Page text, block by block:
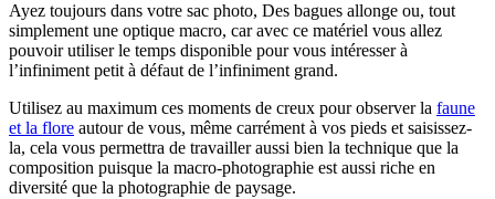
Ayez toujours dans votre sac photo, Des bagues allonge ou, tout
simplement une optique macro, car avec ce matériel vous allez
pouvoir utiliser le temps disponible pour vous intéresser à
l’infiniment petit à défaut de l’infiniment grand.
Utilisez au maximum ces moments de creux pour observer la faune
et la flore autour de vous, même carrément à vos pieds et saisissez-
la, cela vous permettra de travailler aussi bien la technique que la
composition puisque la macro-photographie est aussi riche en
diversité que la photographie de paysage.